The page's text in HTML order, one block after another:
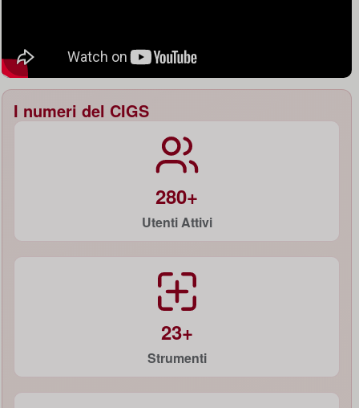
I numeri del CIGS
280+
Utenti Attivi
23+
Strumenti